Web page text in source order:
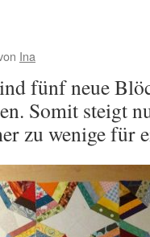
Ina
fünf neue
Somit steigt
zu wenige für